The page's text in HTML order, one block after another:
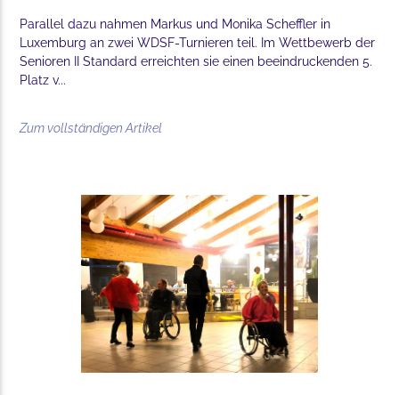
Parallel dazu nahmen Markus und Monika Scheffler in
Luxemburg an zwei WDSF-Turnieren teil. Im Wettbewerb der
Senioren II Standard erreichten sie einen beeindruckenden 5.
Platz v...
Zum vollständigen Artikel